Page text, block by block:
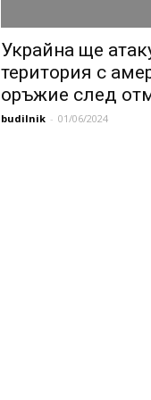
Украйна ще
територия с
оръжие след
budilnik - 01/06/2024